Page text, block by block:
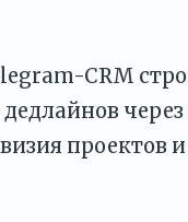
CRM
проектов